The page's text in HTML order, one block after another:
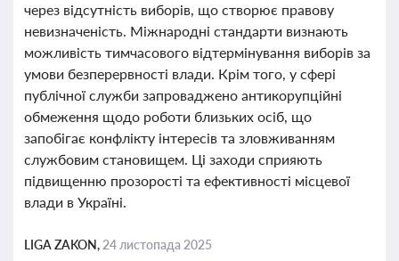
через відсутність виборів, що створює правову
невизначеність. Міжнародні стандарти визнають
можливість тимчасового відтермінування виборів за
умови безперервності влади. Крім того, у сфері
публічної служби запроваджено антикорупційні
обмеження щодо роботи близьких осіб, що
запобігає конфлікту інтересів та зловживанням
службовим становищем. Ці заходи сприяють
підвищенню прозорості та ефективності місцевої
влади в Україні.
LIGA ZAKON, 24 листопада 2025